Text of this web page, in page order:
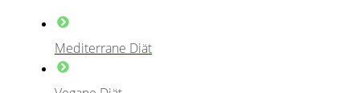
Mediterrane Diät